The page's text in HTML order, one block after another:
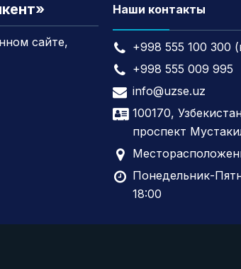
сайте,
Наши контакты
+998 555 100 300
+998 555 009 995
info@uzse.uz
100170,
проспект
Понедельник-
18:00